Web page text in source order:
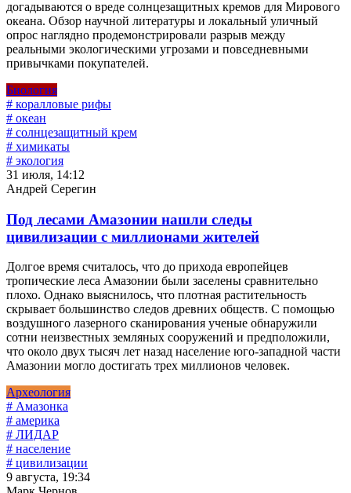
догадываются о вреде солнцезащитных кремов для Мирового
океана. Обзор научной литературы и локальный уличный
опрос наглядно продемонстрировали разрыв между
реальными экологическими угрозами и повседневными
привычками покупателей.
Биология
# коралловые рифы
# океан
# солнцезащитный крем
# химикаты
# экология
31 июля, 14:12
Андрей Серегин
Под лесами Амазонии нашли следы
цивилизации с миллионами жителей
Долгое время считалось, что до прихода европейцев
тропические леса Амазонии были заселены сравнительно
плохо. Однако выяснилось, что плотная растительность
скрывает большинство следов древних обществ. С помощью
воздушного лазерного сканирования ученые обнаружили
сотни неизвестных земляных сооружений и предположили,
что около двух тысяч лет назад население юго-западной части
Амазонии могло достигать трех миллионов человек.
Археология
# Амазонка
# америка
# ЛИДАР
# население
# цивилизации
9 августа, 19:34